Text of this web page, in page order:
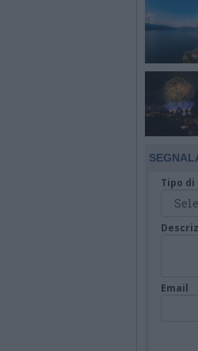
Tipo
Email